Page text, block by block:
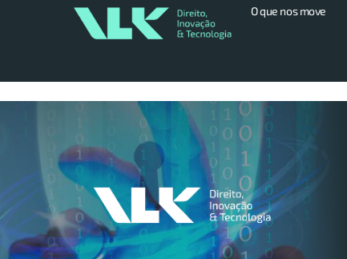
O que nos move
INTELIGÊNCIA ARTIFICIAL